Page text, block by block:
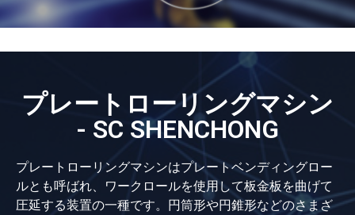
プレートローリングマシン
- SC SHENCHONG
プレートローリングマシンはプレートベンディングロー
ルとも呼ばれ、ワークロールを使用して板金板を曲げて
圧延する装置の一種です。円筒形や円錐形などのさまざ